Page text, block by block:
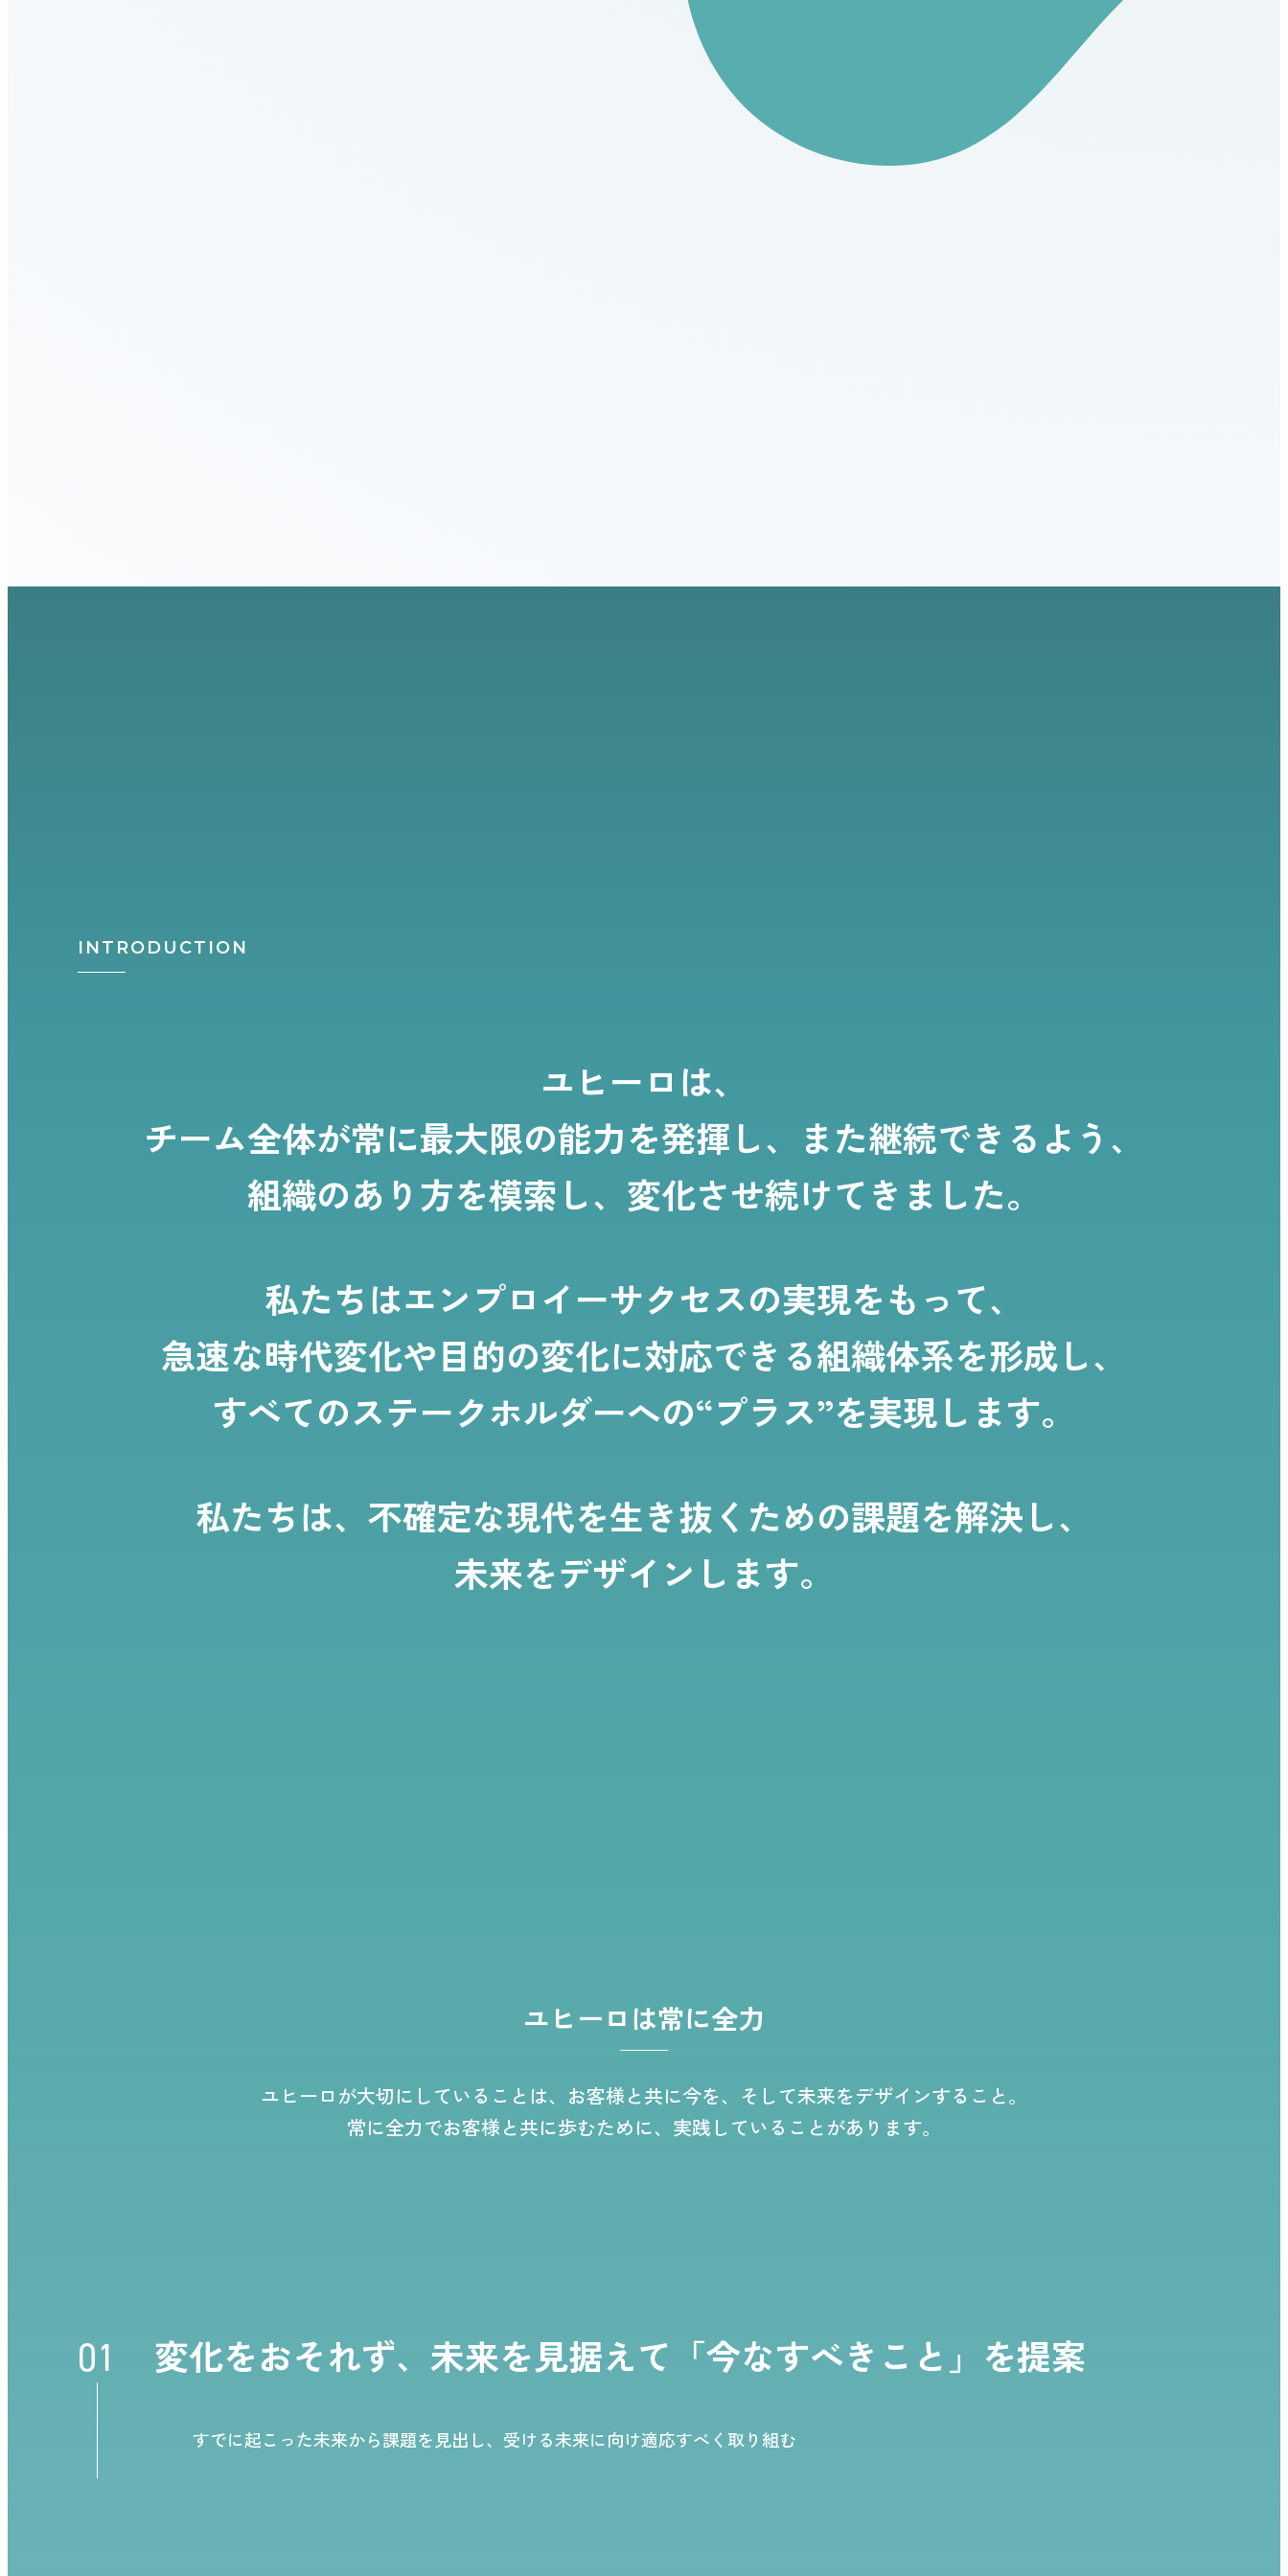
INTRODUCTION
ユヒーロは、
チーム全体が常に最大限の能力を発揮し、また継続できるよう、
組織のあり方を模索し、変化させ続けてきました。
私たちはエンプロイーサクセスの実現をもって、
急速な時代変化や目的の変化に対応できる組織体系を形成し、
すべてのステークホルダーへの“プラス”を実現します。
私たちは、 不確定な現代を生き抜くための課題を解決し、
未来をデザインします。
ユヒーロは常に全力
ユヒーロが大切にしていることは、 お客様と共に今を、そして未来をデザインすること。
常に全力でお客様と共に歩むために、 実践していることがあります。
変化をおそれず、 未来を見据えて 「今なすべきこと」を提案
すでに起こった未来から課題を見出し、受ける未来に向け適応すべく取り組む